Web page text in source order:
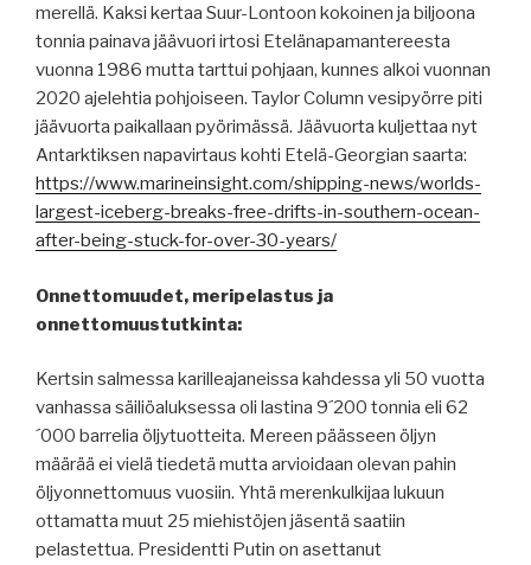
merellä. Kaksi kertaa Suur-Lontoon kokoinen ja biljoona
tonnia painava jäävuori irtosi Etelänapamantereesta
vuonna 1986 mutta tarttui pohjaan, kunnes alkoi vuonnan
2020 ajelehtia pohjoiseen. Taylor Column vesipyörre piti
jäävuorta paikallaan pyörimässä. Jäävuorta kuljettaa nyt
Antarktiksen napavirtaus kohti Etelä-Georgian saarta:
https://www.marineinsight.com/shipping-news/worlds-
largest-iceberg-breaks-free-drifts-in-southern-ocean-
after-being-stuck-for-over-30-years/
Onnettomuudet, meripelastus ja
onnettomuustutkinta:
Kertsin salmessa karilleajaneissa kahdessa yli 50 vuotta
vanhassa säiliöaluksessa oli lastina 9´200 tonnia eli 62
´000 barrelia öljytuotteita. Mereen päässeen öljyn
määrää ei vielä tiedetä mutta arvioidaan olevan pahin
öljyonnettomuus vuosiin. Yhtä merenkulkijaa lukuun
ottamatta muut 25 miehistöjen jäsentä saatiin
pelastettua. Presidentti Putin on asettanut